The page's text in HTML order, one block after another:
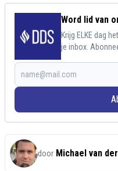
Word lid van
Krijg ELKE dag
je inbox.
door Michael van